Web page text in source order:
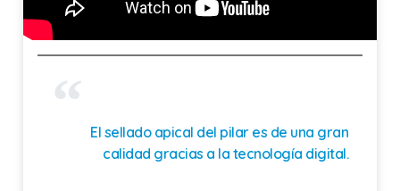
El sellado apical del pilar es de una gran
calidad gracias a la tecnología digital.